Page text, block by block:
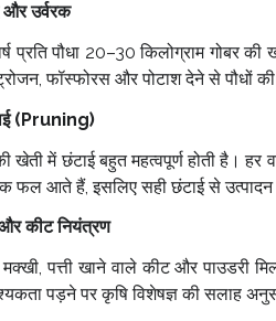
उर्वरक
प्रति पौधा 20–30 किलोग्राम गोबर
फॉस्फोरस और पोटाश देने से पौधों की
(Pruning)
खेती में छंटाई बहुत महत्वपूर्ण होती है।
फल आते हैं, इसलिए सही छंटाई से उत्पादन
कीट नियंत्रण
पत्ती खाने वाले कीट और पाउडरी
पड़ने पर कृषि विशेषज्ञ की सलाह